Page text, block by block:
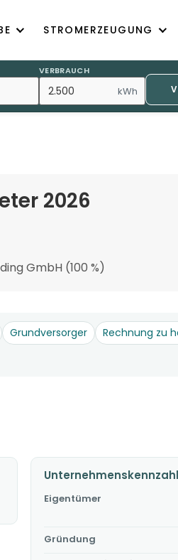
STROMERZEUGUNG
VERBRAUCH
kWh
2026
GmbH (100 %)
Grundversorger Rechnung zu
Eigentümer
Gründung